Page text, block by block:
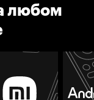
любом